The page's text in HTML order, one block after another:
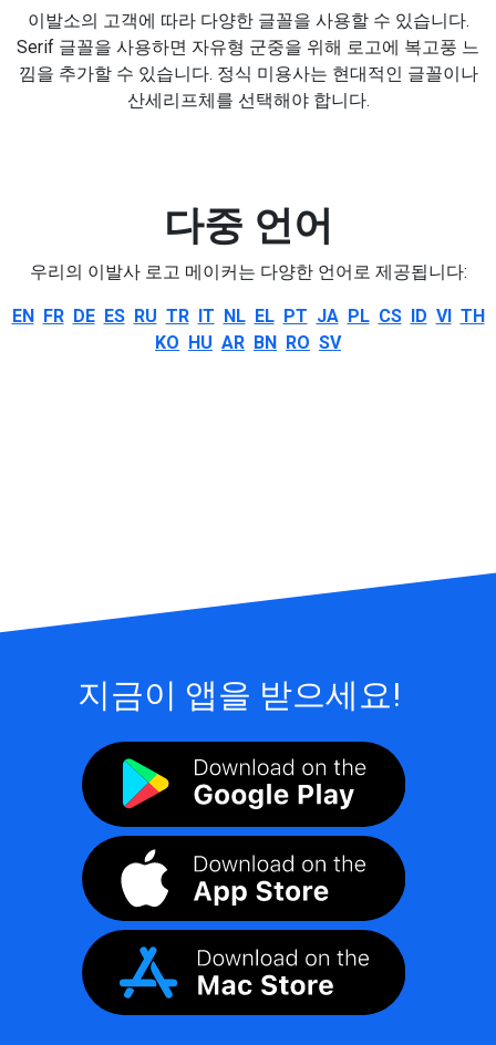
이발소의 고객에 따라 다양한 글꼴을 사용할 수 있습니다.
Serif 글꼴을 사용하면 자유형 군중을 위해 로고에 복고풍 느
낌을 추가할 수 있습니다. 정식 미용사는 현대적인 글꼴이나
산세리프체를 선택해야 합니다.
다중 언어
우리의 이발사 로고 메이커는 다양한 언어로 제공됩니다:
EN FR DE ES RU TR IT NL EL PT JA PL CS ID VI TH
KO HU AR BN RO SV
지금이 앱을 받으세요!